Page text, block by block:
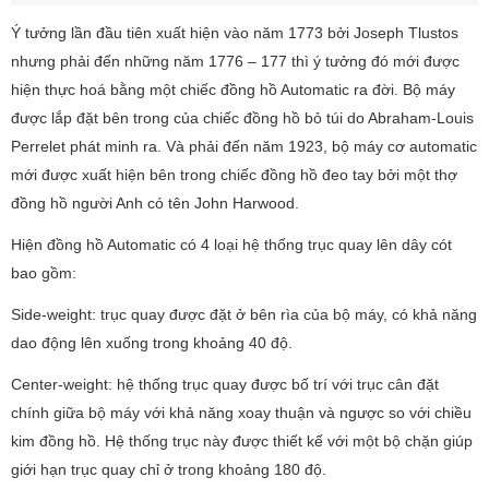
Ý tưởng lần đầu tiên xuất hiện vào năm 1773 bởi Joseph Tlustos
nhưng phải đến những năm 1776 – 177 thì ý tưởng đó mới được
hiện thực hoá bằng một chiếc đồng hồ Automatic ra đời. Bộ máy
được lắp đặt bên trong của chiếc đồng hồ bỏ túi do Abraham-Louis
Perrelet phát minh ra. Và phải đến năm 1923, bộ máy cơ automatic
mới được xuất hiện bên trong chiếc đồng hồ đeo tay bởi một thợ
đồng hồ người Anh có tên John Harwood.
Hiện đồng hồ Automatic có 4 loại hệ thống trục quay lên dây cót
bao gồm:
Side-weight: trục quay được đặt ở bên rìa của bộ máy, có khả năng
dao động lên xuống trong khoảng 40 độ.
Center-weight: hệ thống trục quay được bố trí với trục cân đặt
chính giữa bộ máy với khả năng xoay thuận và ngược so với chiều
kim đồng hồ. Hệ thống trục này được thiết kế với một bộ chặn giúp
giới hạn trục quay chỉ ở trong khoảng 180 độ.